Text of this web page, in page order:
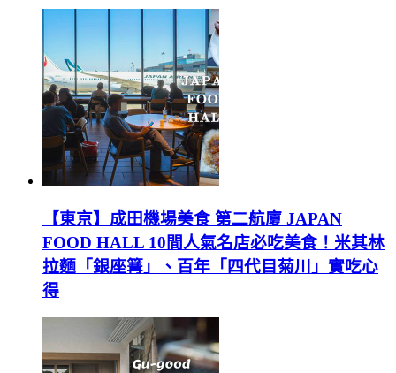
【東京】成田機場美食 第二航廈 JAPAN
FOOD HALL 10間人氣名店必吃美食！米其林
拉麵「銀座篝」、百年「四代目菊川」實吃心
得